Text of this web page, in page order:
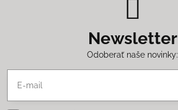
Newsletter
Odoberať naše novinky: